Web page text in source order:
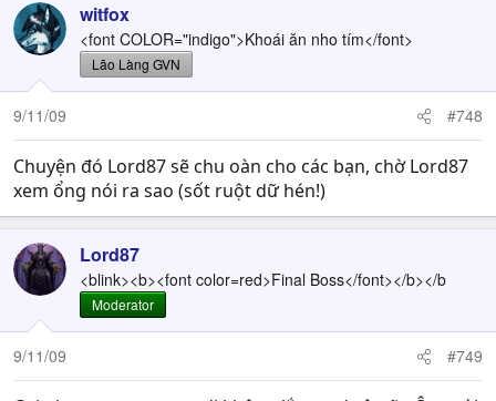
witfox
<font COLOR="indigo">Khoái ăn nho tím</font>
Lão Làng GVN
9/11/09 #748
Chuyện đó Lord87 sẽ chu oàn cho các bạn, chờ Lord87
xem ổng nói ra sao (sốt ruột dữ hén!)
Lord87
<blink><b><font color=red>Final Boss</font></b></b
Moderator
9/11/09 #749